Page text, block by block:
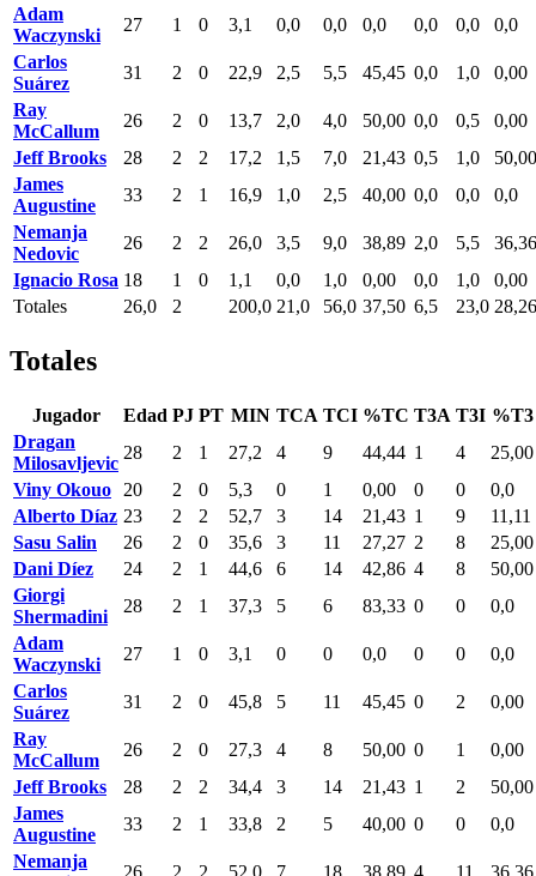
Adam
Waczynski
27 1 0 3,1 0,0 0,0 0,0 0,0 0,0
0,0
Carlos
Suárez
31 2 0 22,9 2,5 5,5 45,45 0,0 1,0
0,00
Ray
McCallum
26 2 0 13,7 2,0 4,0 50,00 0,0 0,5
0,00
Jeff Brooks
28 2 2 17,2 1,5 7,0 21,43 0,5 1,0
50,00
James
Augustine
33 2 1 16,9 1,0 2,5 40,00 0,0 0,0
0,0
Nemanja
Nedovic
26 2 2 26,0 3,5 9,0 38,89 2,0 5,5
36,36
Ignacio Rosa 18 1 0 1,1 0,0 1,0 0,00 0,0 1,0
0,00
Totales
26,0 2 200,0 21,0 56,0 37,50 6,5 23,0 28,26
Totales
Jugador Edad PJ PT MIN TCA TCI %TC T3A T3I %T3
Dragan
Milosavljevic
28 2 1 27,2 4 9 44,44 1 4
25,00
Viny Okouo
20 2 0 5,3 0 1 0,00 0 0
0,0
Alberto Díaz 23 2 2 52,7 3 14 21,43 1 9
11,11
Sasu Salin
26 2 0 35,6 3 11 27,27 2 8
25,00
Dani Díez
24 2 1 44,6 6 14 42,86 4 8
50,00
Giorgi
Shermadini
28 2 1 37,3 5 6 83,33 0 0
0,0
Adam
Waczynski
27 1 0 3,1 0 0 0,0 0 0
0,0
Carlos
Suárez
31 2 0 45,8 5 11 45,45 0 2
0,00
Ray
McCallum
26 2 0 27,3 4 8 50,00 0 1
0,00
Jeff Brooks
28 2 2 34,4 3 14 21,43 1 2
50,00
James
Augustine
33 2 1 33,8 2 5 40,00 0 0
0,0
Nemanja
26 2 2 52,0 7 18 38,89 4 11 36,36